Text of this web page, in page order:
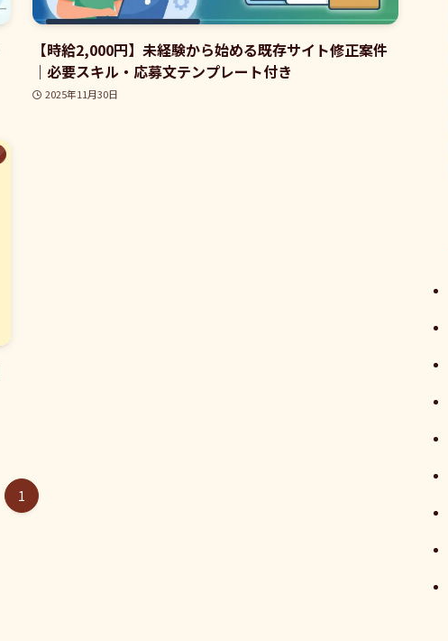
【時給2,000円】未経験から始める既存サイト修正案件
｜必要スキル・応募文テンプレート付き
2025年11月30日
1